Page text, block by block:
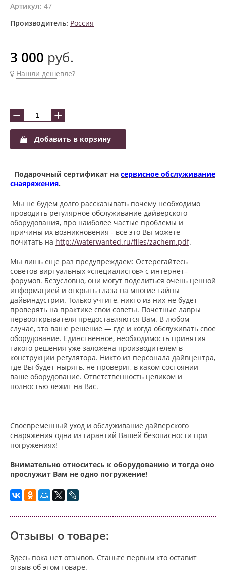
Артикул: 47
Производитель: Россия
3 000 руб.
Нашли дешевле?
− +
Добавить в корзину
Подарочный сертификат на сервисное обслуживание
снаяряжения.
Мы не будем долго рассказывать почему необходимо
проводить регулярное обслуживание дайверского
оборудования, про наиболее частые проблемы и
причины их возникновения - все это Вы можете
почитать на http://waterwanted.ru/files/zachem.pdf.
Мы лишь еще раз предупреждаем: Остерегайтесь
советов виртуальных «специалистов» с интернет–
форумов. Безусловно, они могут поделиться очень ценной
информацией и открыть глаза на многие тайны
дайвиндустрии. Только учтите, никто из них не будет
проверять на практике свои советы. Почетные лавры
первооткрывателя предоставляются Вам. В любом
случае, это ваше решение — где и когда обслуживать свое
оборудование. Единственное, необходимость принятия
такого решения уже заложена производителем в
конструкции регулятора. Никто из персонала дайвцентра,
где Вы будет нырять, не проверит, в каком состоянии
ваше оборудование. Ответственность целиком и
полностью лежит на Вас.
Своевременный уход и обслуживание дайверского
снаряжения одна из гарантий Вашей безопасности при
погружениях!
Внимательно относитесь к оборудованию и тогда оно
прослужит Вам не одно погружение!
Отзывы о товаре:
Здесь пока нет отзывов. Станьте первым кто оставит
отзыв об этом товаре.